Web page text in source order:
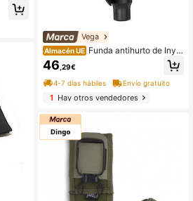
negr
Vega
Almacén UE Funda antihurto de Inye
cción Shockwave para arma corta
Vega Holster SHWC0070
46 ,29€
4-7 días hábiles
Envío gratuito
1Hay otros vendedores